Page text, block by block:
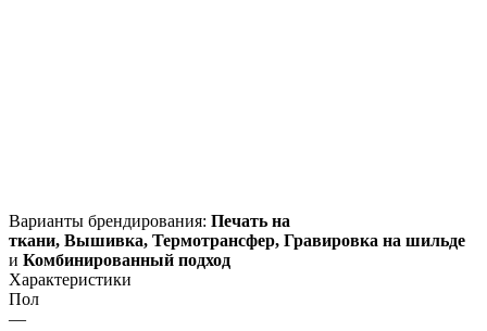
Варианты брендирования: Печать на
ткани, Вышивка, Термотрансфер, Гравировка на шильде
и Комбинированный подход
Характеристики
Пол
—